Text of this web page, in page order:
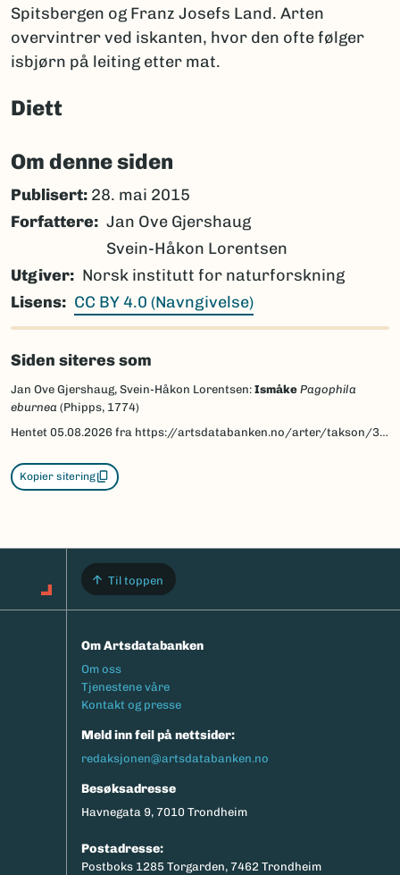
Spitsbergen og Franz Josefs Land. Arten
overvintrer ved iskanten, hvor den ofte følger
isbjørn på leiting etter mat.
Diett
Om denne siden
Publisert: 28. mai 2015
Forfattere
Jan Ove Gjershaug
Svein-Håkon Lorentsen
Utgiver
Norsk institutt for naturforskning
Lisens
CC BY 4.0 (Navngivelse)
Siden siteres som
Jan Ove Gjershaug, Svein-Håkon Lorentsen: Ismåke Pagophila
eburnea (Phipps, 1774)
Hentet 05.08.2026 fra https://artsdatabanken.no/arter/takson/3647/beskrivelse
Kopier sitering
Til toppen
Om Artsdatabanken
Footermeny
Om oss
Tjenestene våre
Kontakt og presse
Meld inn feil på nettsider:
redaksjonen@artsdatabanken.no
Besøksadresse
Havnegata 9, 7010 Trondheim
Postadresse:
Postboks 1285 Torgarden, 7462 Trondheim